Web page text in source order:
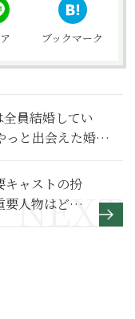
ブックマーク
全員結婚してい
と出会えた婚約
キャストの扮
要人物はどう
発信編】